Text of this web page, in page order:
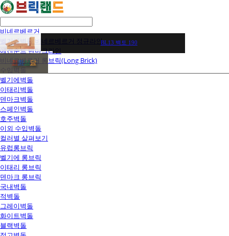
비네르베르거
벨기에벽돌 비네르베르거 정규라인
에겐순드 덴마크라인
비네르베르거 롱브릭(Long Brick)
수입벽돌
벨기에벽돌
이태리벽돌
덴마크벽돌
스페인벽돌
호주벽돌
이외 수입벽돌
컬러별 살펴보기
유럽롱브릭
벨기에 롱브릭
이태리 롱브릭
덴마크 롱브릭
국내벽돌
적벽돌
그레이벽돌
화이트벽돌
블랙벽돌
BL13 백토 190
전화상담